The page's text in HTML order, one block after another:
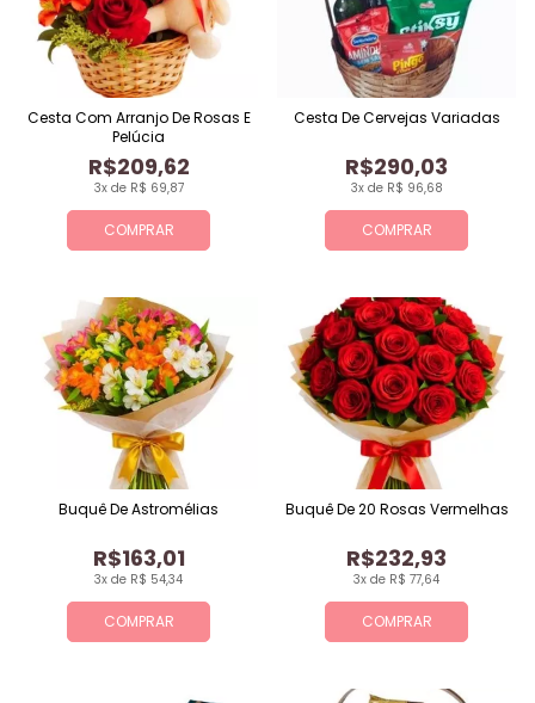
COMPRAR
3x de R$ 69,87
R$209,62
Cesta Com Arranjo De Rosas E
Pelúcia
COMPRAR
3x de R$ 96,68
R$290,03
Cesta De Cervejas Variadas
COMPRAR
3x de R$ 54,34
R$163,01
Buquê De Astromélias
COMPRAR
3x de R$ 77,64
R$232,93
Buquê De 20 Rosas Vermelhas